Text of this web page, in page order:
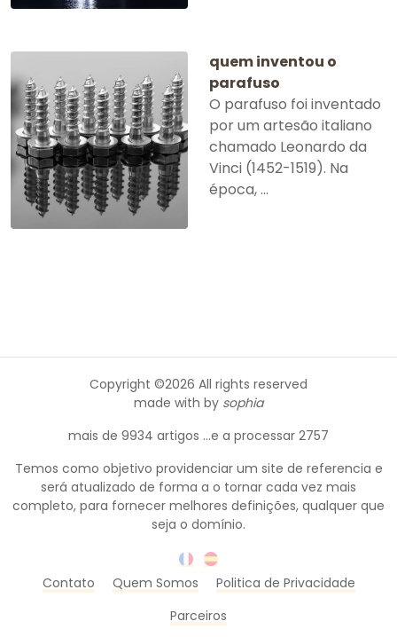
quem inventou o
parafuso
O parafuso foi inventado
por um artesão italiano
chamado Leonardo da
Vinci (1452-1519). Na
época, ...
Copyright ©2026 All rights reserved
made with by sophia
mais de 9934 artigos ...e a processar 2757
Temos como objetivo providenciar um site de referencia e
será atualizado de forma a o tornar cada vez mais
completo, para fornecer melhores definições, qualquer que
seja o domínio.
Contato Quem Somos
Politica de Privacidade
Parceiros